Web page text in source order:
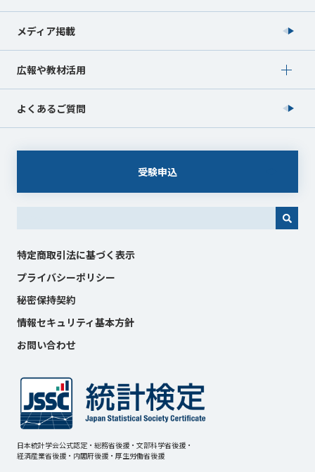
メディア掲載
広報や教材活用
Show submenu for 広報や教材活用
よくあるご質問
受験申込
特定商取引法に基づく表示
プライバシーポリシー
秘密保持契約
情報セキュリティ基本方針
お問い合わせ
日本統計学会公式認定・総務省後援・文部科学省後援・
経済産業省後援・内閣府後援・厚生労働省後援